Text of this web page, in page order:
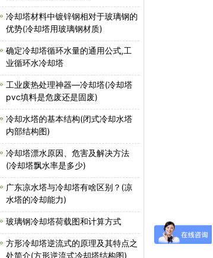
冷却塔材料中镀锌钢相对于玻璃钢的
优势(冷却塔用玻璃钢材质)
确定冷却塔循环水量的通用公式,工
业循环水冷却塔
工业废热处理神器—冷却塔(冷却塔
pvc填料是危废还是固废)
冷却水塔的基本结构(闭式冷却水塔
内部结构图)
冷却塔漂水原因、危害及解决方法
(冷却塔飘水率是多少)
广东凉水塔与冷却塔有啥区别？(凉
水塔的冷却能力)
玻璃钢冷却塔荷载图和计算方式
方形冷却塔逆流式的原理及其特点之
处简介(方形逆流式冷却塔结构图)